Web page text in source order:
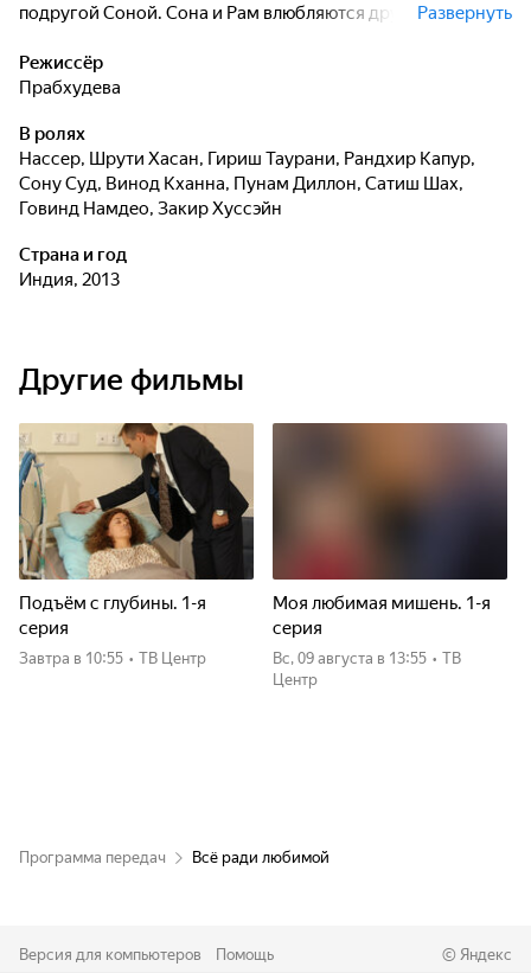
подругой Соной. Сона и Рам влюбляются друг в друга с
причина которых кроется не только в том, что Рам вырос в
большом городе в Австралии, а Сона родом из маленькой
Соны и мать Рама не особо симпатизируют друг другу и
не в восторге от этого союза. Поскольку Сона сирота, её
брат - единственный, кто принимает решение, можно ли
его сестре встречаться с богатым красавцем из
Развернуть
Режиссёр
Прабхудева
В ролях
Нассер, Шрути Хасан, Гириш Таурани, Рандхир Капур,
Сону Суд, Винод Кханна, Пунам Диллон, Сатиш Шах,
Говинд Намдео, Закир Хуссэйн
Страна и год
Индия, 2013
Другие фильмы
Подъём с глубины. 1-я
серия
Завтра в 10:55 • ТВ Центр
Моя любимая мишень. 1-я
серия
вс, 09 августа в 13:55 • ТВ
Центр
Программа передач Всё ради любимой
Версия для компьютеров Помощь © Яндекс